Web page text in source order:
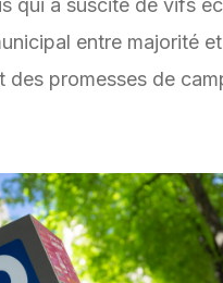
qui a suscité de vifs
entre majorité
des promesses de